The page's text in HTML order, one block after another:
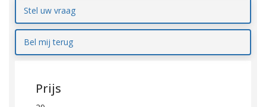
Stel uw vraag
Bel mij terug
Prijs